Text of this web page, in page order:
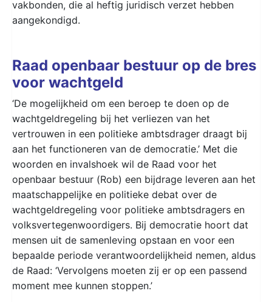
vakbonden, die al heftig juridisch verzet hebben
aangekondigd.
Raad openbaar bestuur op de bres
voor wachtgeld
‘De mogelijkheid om een beroep te doen op de
wachtgeldregeling bij het verliezen van het
vertrouwen in een politieke ambtsdrager draagt bij
aan het functioneren van de democratie.’ Met die
woorden en invalshoek wil de Raad voor het
openbaar bestuur (Rob) een bijdrage leveren aan het
maatschappelijke en politieke debat over de
wachtgeldregeling voor politieke ambtsdragers en
volksvertegenwoordigers. Bij democratie hoort dat
mensen uit de samenleving opstaan en voor een
bepaalde periode verantwoordelijkheid nemen, aldus
de Raad: ‘Vervolgens moeten zij er op een passend
moment mee kunnen stoppen.’